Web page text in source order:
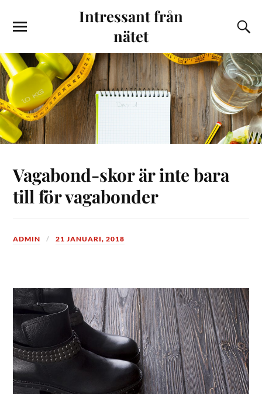
Intressant från
nätet
Vagabond-skor är inte bara
till för vagabonder
ADMIN 21 JANUARI, 2018